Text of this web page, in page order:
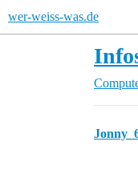
wer-weiss-was.de